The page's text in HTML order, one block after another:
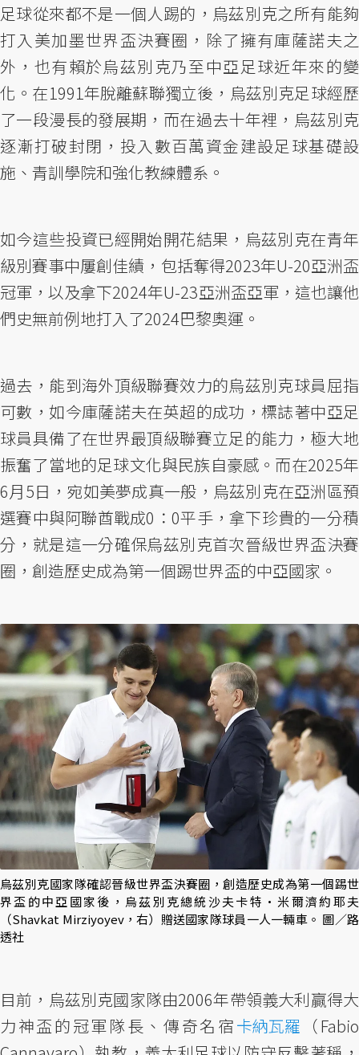
足球從來都不是一個人踢的，烏茲別克之所有能夠
打入美加墨世界盃決賽圈，除了擁有庫薩諾夫之
外，也有賴於烏茲別克乃至中亞足球近年來的變
化。在1991年脫離蘇聯獨立後，烏茲別克足球經歷
了一段漫長的發展期，而在過去十年裡，烏茲別克
逐漸打破封閉，投入數百萬資金建設足球基礎設
施、青訓學院和強化教練體系。
如今這些投資已經開始開花結果，烏茲別克在青年
級別賽事中屢創佳績，包括奪得2023年U-20亞洲盃
冠軍，以及拿下2024年U-23亞洲盃亞軍，這也讓他
們史無前例地打入了2024巴黎奧運。
過去，能到海外頂級聯賽效力的烏茲別克球員屈指
可數，如今庫薩諾夫在英超的成功，標誌著中亞足
球員具備了在世界最頂級聯賽立足的能力，極大地
振奮了當地的足球文化與民族自豪感。而在2025年
6月5日，宛如美夢成真一般，烏茲別克在亞洲區預
選賽中與阿聯酋戰成0：0平手，拿下珍貴的一分積
分，就是這一分確保烏茲別克首次晉級世界盃決賽
圈，創造歷史成為第一個踢世界盃的中亞國家。
烏茲別克國家隊確認晉級世界盃決賽圈，創造歷史成為第一個踢世
界盃的中亞國家後，烏茲別克總統沙夫卡特·米爾濟約耶夫
（Shavkat Mirziyoyev，右）贈送國家隊球員一人一輛車。 圖／路
透社
目前，烏茲別克國家隊由2006年帶領義大利贏得大
力神盃的冠軍隊長、傳奇名宿卡納瓦羅 （Fabio